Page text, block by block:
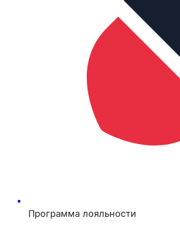
Программа лояльности